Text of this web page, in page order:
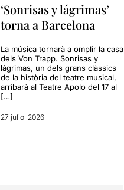
‘Sonrisas y lágrimas’
torna a Barcelona
La música tornarà a omplir la casa
dels Von Trapp. Sonrisas y
lágrimas, un dels grans clàssics
de la història del teatre musical,
arribarà al Teatre Apolo del 17 al
[…]
27 juliol 2026